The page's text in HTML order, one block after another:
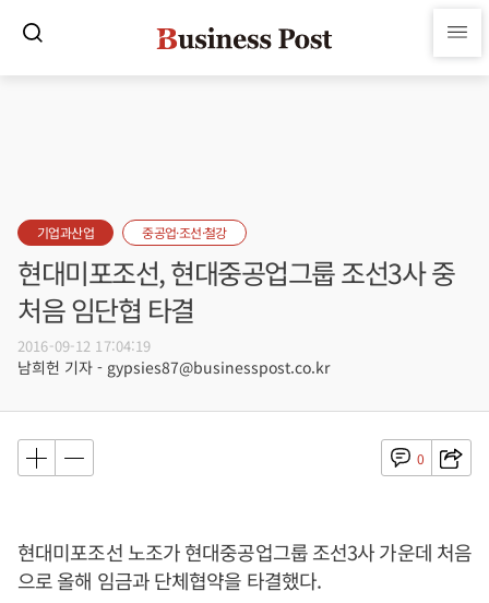
기업과산업 중공업·조선·철강
현대미포조선, 현대중공업그룹 조선3사 중
처음 임단협 타결
2016-09-12 17:04:19
남희헌 기자 - gypsies87@businesspost.co.kr
0
현대미포조선 노조가 현대중공업그룹 조선3사 가운데 처음
으로 올해 임금과 단체협약을 타결했다.